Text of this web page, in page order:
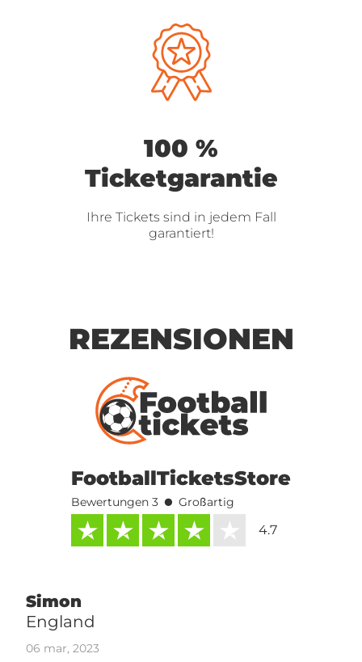
100 %
Ticketgarantie
Ihre Tickets sind in jedem Fall
garantiert!
REZENSIONEN
FootballTicketsStore
Bewertungen 3 • Großartig
4.7
Simon
England
06 mar, 2023